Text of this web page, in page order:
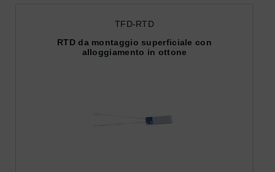
TFD-RTD
RTD da montaggio superficiale con
alloggiamento in ottone